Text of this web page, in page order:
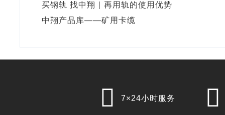
买钢轨 找中翔｜再用轨的使用优势
中翔产品库——矿用卡缆
 7×24小时服务 